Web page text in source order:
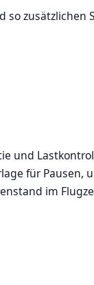
so zusätzlichen
und
für Pausen,
im